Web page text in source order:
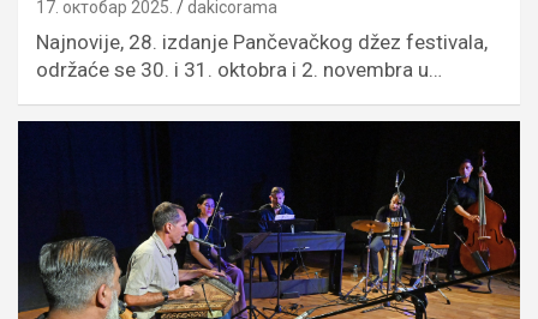
17. октобар 2025. dakicorama
Najnovije, 28. izdanje Pančevačkog džez festivala,
održaće se 30. i 31. oktobra i 2. novembra u…